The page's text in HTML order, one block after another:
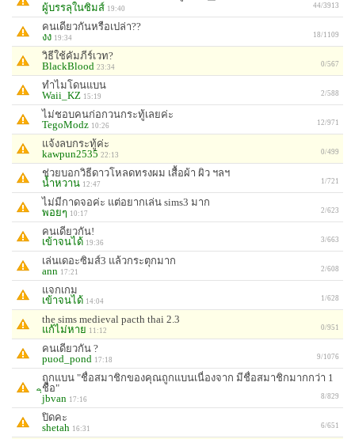
ผู้บรรลุในซิมส์ 19:40 44/3913
คนเดียวกันหรือเปล่า??
งง 19:34 18/1109
วิธีใช้คัมภีร์เวท?
BlackBlood 23:34 0/567
ทำไมโดนแบน
Waii_KZ 15:19 2/588
ไม่ชอบคนก่อกวนกระทู้เลยค่ะ
TegoModz 10:26 12/971
แจ้งลบกระทู้ค่ะ
kawpun2535 22:13 0/499
ช่วยบอกวิธีดาวโหลดทรงผม เสื้อผ้า ผิว ฯลฯ
น้ำหวาน 12:47 1/721
ไม่มีกาดจอค่ะ แต่อยากเล่น sims3 มาก
พอยๆ 10:17 2/623
คนเดียวกัน!
เข้าจนได้ 19:36 3/663
เล่นเดอะซิมส์3 แล้วกระตุกมาก
ann 17:21 2/608
แจกเกม
เข้าจนได้ 14:04 1/628
the sims medieval pacth thai 2.3
แก้ไม่หาย 11:12 0/951
คนเดียวกัน ?
puod_pond 17:18 9/1076
ถูกแบน "ชื่อสมาชิกของคุณถูกแบนเนื่องจาก มีชื่อสมาชิกมากกว่า 1
ชื่อ"
่ิjbvan 17:16 8/829
ปิดคะ
shetah 16:31 6/651